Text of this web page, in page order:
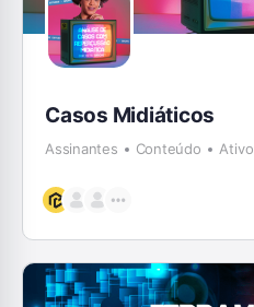
Casos Midiáticos
Assinantes Conteúdo